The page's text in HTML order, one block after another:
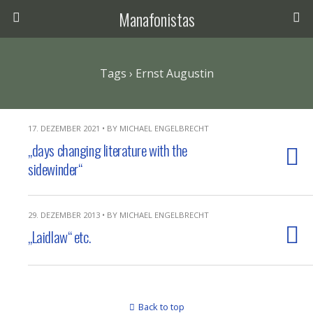
Manafonistas
Tags › Ernst Augustin
17. DEZEMBER 2021 • BY MICHAEL ENGELBRECHT
„days changing literature with the
sidewinder“
29. DEZEMBER 2013 • BY MICHAEL ENGELBRECHT
„Laidlaw“ etc.
Back to top